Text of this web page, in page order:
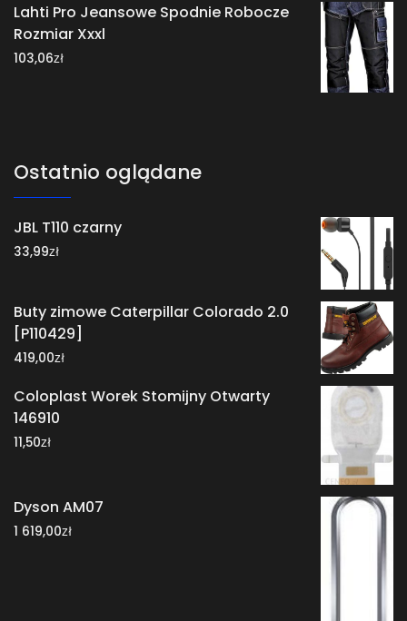
Lahti Pro Jeansowe Spodnie Robocze
Rozmiar Xxxl
103,06zł
Ostatnio oglądane
JBL T110 czarny
33,99zł
Buty zimowe Caterpillar Colorado 2.0
[P110429]
419,00zł
Coloplast Worek Stomijny Otwarty
146910
11,50zł
Dyson AM07
1 619,00zł